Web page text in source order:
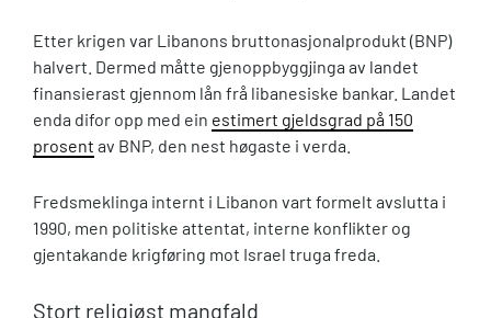
Etter krigen var Libanons bruttonasjonalprodukt (BNP)
halvert. Dermed måtte gjenoppbyggjinga av landet
finansierast gjennom lån frå libanesiske bankar. Landet
enda difor opp med ein estimert gjeldsgrad på 150
prosent av BNP, den nest høgaste i verda.
Fredsmeklinga internt i Libanon vart formelt avslutta i
1990, men politiske attentat, interne konflikter og
gjentakande krigføring mot Israel truga freda.
Stort religiøst mangfald